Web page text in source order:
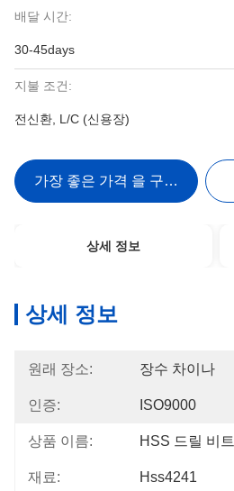
배달 시간:
30-45days
지불 조건:
전신환, L/C (신용장)
가장 좋은 가격 을 구하라
상세 정보
상세 정보
원래 장소: 장수 차이나
인증: ISO9000
상품 이름: HSS 드릴 비트
재료: Hss4241